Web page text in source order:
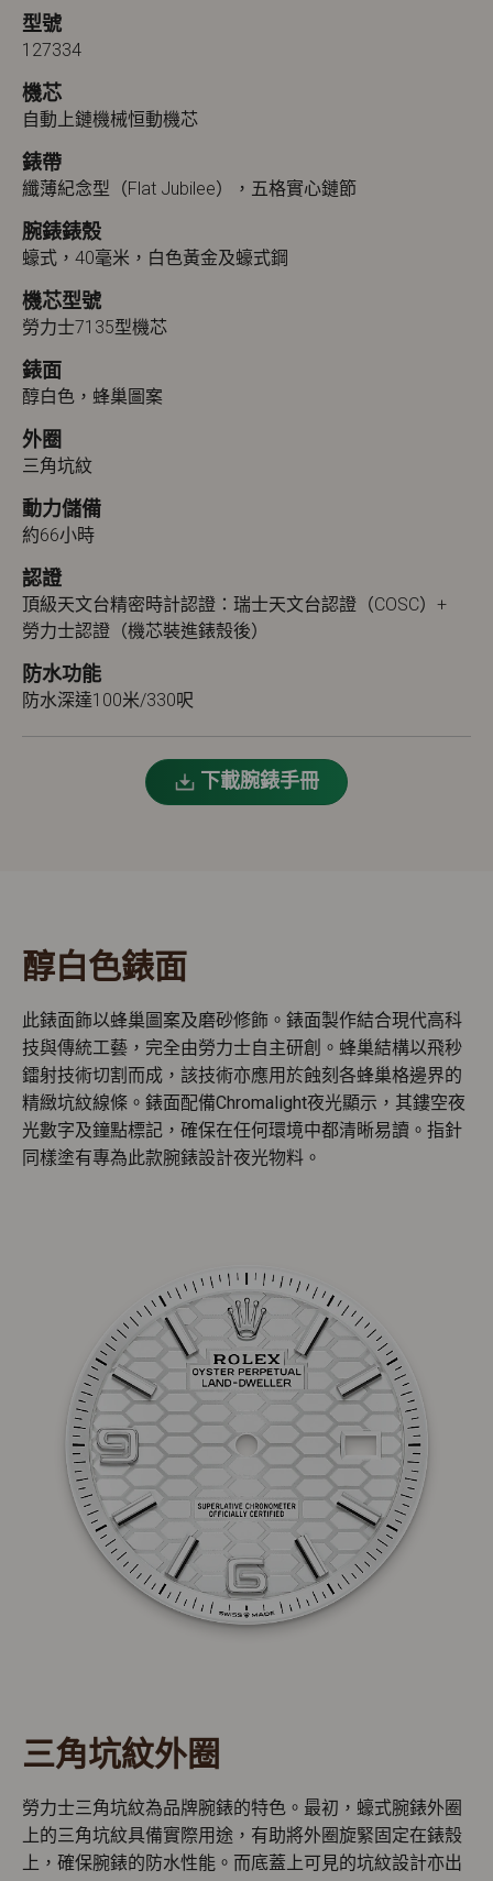
型號
127334
機芯
自動上鏈機械恒動機芯
錶帶
纖薄紀念型（Flat Jubilee），五格實心鏈節
腕錶錶殼
蠔式，40毫米，白色黃金及蠔式鋼
機芯型號
勞力士7135型機芯
錶面
醇白色，蜂巢圖案
外圈
三角坑紋
動力儲備
約66小時
認證
頂級天文台精密時計認證：瑞士天文台認證（COSC）+
勞力士認證（機芯裝進錶殼後）
防水功能
防水深達100米/330呎
下載腕錶手冊
醇白色錶面
此錶面飾以蜂巢圖案及磨砂修飾。錶面製作結合現代高科
技與傳統工藝，完全由勞力士自主研創。蜂巢結構以飛秒
鐳射技術切割而成，該技術亦應用於蝕刻各蜂巢格邊界的
精緻坑紋線條。錶面配備Chromalight夜光顯示，其鏤空夜
光數字及鐘點標記，確保在任何環境中都清晰易讀。指針
同樣塗有專為此款腕錶設計夜光物料。
三角坑紋外圈
勞力士三角坑紋為品牌腕錶的特色。最初，蠔式腕錶外圈
上的三角坑紋具備實際用途，有助將外圈旋緊固定在錶殼
上，確保腕錶的防水性能。而底蓋上可見的坑紋設計亦出